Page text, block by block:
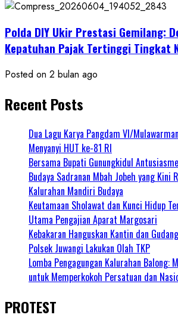
Polda DIY Ukir Prestasi Gemilang:
Kepatuhan Pajak Tertinggi Tingkat
Posted on 2 bulan ago
Recent Posts
Dua Lagu Karya Pangdam VI/
Menyanyi HUT ke-81 RI
Bersama Bupati Gunungkidul
Budaya Sadranan Mbah Jobeh yang Kini
Kalurahan Mandiri Budaya
Keutamaan Sholawat dan Kunci Hidup
Utama Pengajian Aparat Margosari
Kebakaran Hanguskan Kantin dan
Polsek Juwangi Lakukan Olah TKP
Lomba Pengagungan Kalurahan Balong:
untuk Memperkokoh Persatuan dan
PROTEST